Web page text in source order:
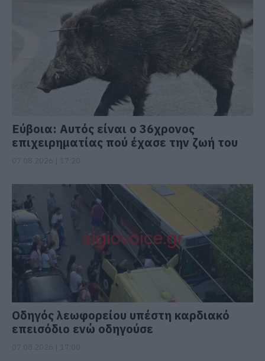
Εύβοια: Αυτός είναι ο 36χρονος
επιχειρηματίας πού έχασε την ζωή του
Οδηγός λεωφορείου υπέστη καρδιακό
επεισόδιο ενώ οδηγούσε